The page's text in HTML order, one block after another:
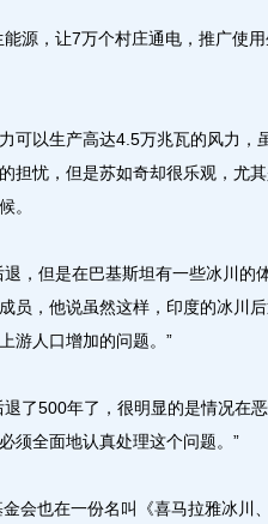
，让7万个村庄通电，推广使用
以生产高达4.5万兆瓦的风力，
担忧，但是苏如奇却很乐观，尤
。
但是在巴基斯坦有一些冰川的
员，他说虽然这样，印度的冰川
游人口增加的问题。”
了500年了，很明显的是情况在
须全面地认真处理这个问题。”
也在一份名叫《喜马拉雅冰川